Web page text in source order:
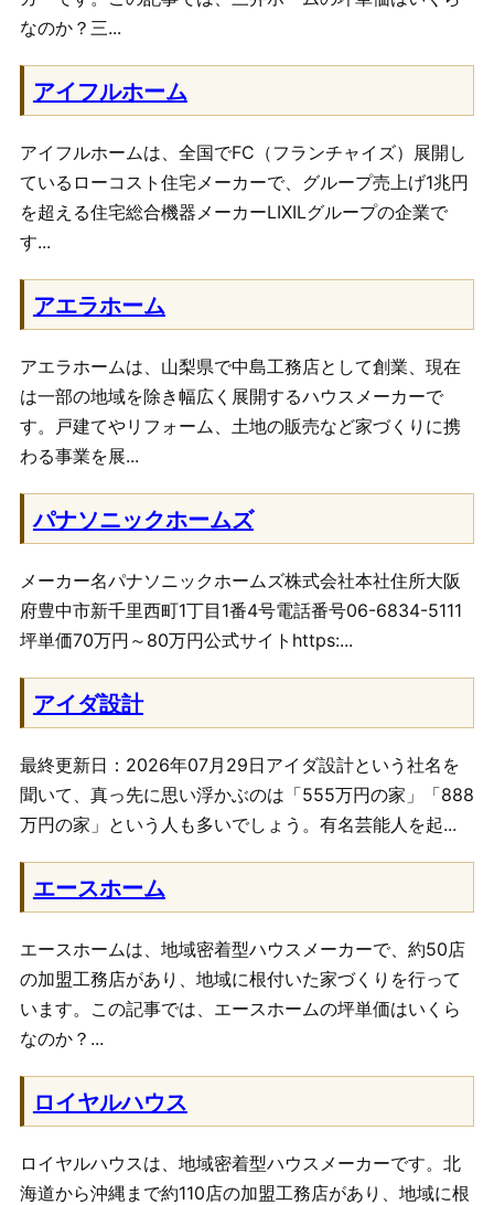
なのか？三...
アイフルホーム
アイフルホームは、全国でFC（フランチャイズ）展開し
ているローコスト住宅メーカーで、グループ売上げ1兆円
を超える住宅総合機器メーカーLIXILグループの企業で
す...
アエラホーム
アエラホームは、山梨県で中島工務店として創業、現在
は一部の地域を除き幅広く展開するハウスメーカーで
す。戸建てやリフォーム、土地の販売など家づくりに携
わる事業を展...
パナソニックホームズ
メーカー名パナソニックホームズ株式会社本社住所大阪
府豊中市新千里西町1丁目1番4号電話番号06-6834-5111
坪単価70万円～80万円公式サイトhttps:...
アイダ設計
最終更新日：2026年07月29日アイダ設計という社名を
聞いて、真っ先に思い浮かぶのは「555万円の家」「888
万円の家」という人も多いでしょう。有名芸能人を起...
エースホーム
エースホームは、地域密着型ハウスメーカーで、約50店
の加盟工務店があり、地域に根付いた家づくりを行って
います。この記事では、エースホームの坪単価はいくら
なのか？...
ロイヤルハウス
ロイヤルハウスは、地域密着型ハウスメーカーです。北
海道から沖縄まで約110店の加盟工務店があり、地域に根